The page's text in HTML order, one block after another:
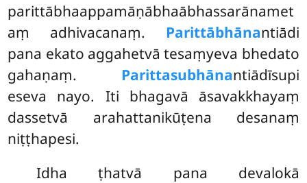
parittābhaappamāṇābhaābhassarānamet
aṃ adhivacanaṃ. Parittābhānantiādi
pana ekato aggahetvā tesaṃyeva bhedato
gahaṇaṃ. Parittasubhānantiādīsupi
eseva nayo. Iti bhagavā āsavakkhayaṃ
dassetvā arahattanikūṭena desanaṃ
niṭṭhapesi.
Idha ṭhatvā pana devalokā